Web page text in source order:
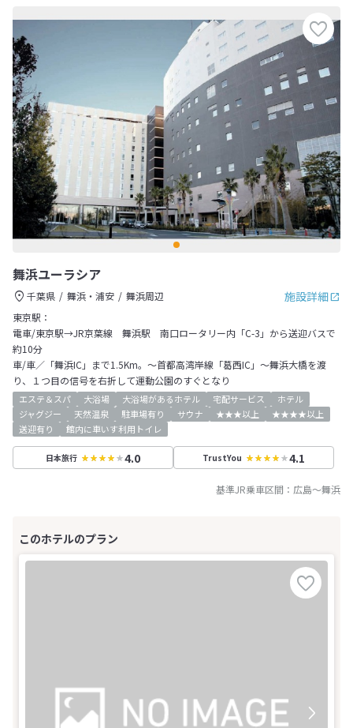
舞浜ユーラシア
施設詳細
千葉県 舞浜・浦安
舞浜周辺
東京駅：
電車/東京駅→JR京葉線 舞浜駅 南口ロータリー内「C-3」から送迎バスで
約10分
車/車／「舞浜IC」まで1.5Km。～首都高湾岸線「葛西IC」～舞浜大橋を渡
り、１つ目の信号を右折して運動公園のすぐとなり
エステ＆スパ 大浴場 大浴場があるホテル 宅配サービス
ホテル
ジャグジー
天然温泉 駐車場有り サウナ ★★★以上
★★★★以上
送迎有り
館内に車いす利用トイレ
日本旅行 4.0 TrustYou 4.1
基準JR乗車区間： 広島～舞浜